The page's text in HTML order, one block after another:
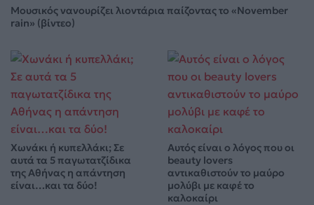
Μουσικός νανουρίζει λιοντάρια παίζοντας το «November
rain» (βίντεο)
Χωνάκι ή κυπελλάκι; Σε
αυτά τα 5 παγωτατζίδικα
της Αθήνας η απάντηση
είναι…και τα δύο!
Αυτός είναι ο λόγος που οι
beauty lovers
αντικαθιστούν το μαύρο
μολύβι με καφέ το
καλοκαίρι